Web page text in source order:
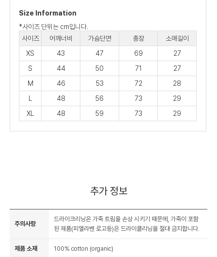
Size Information
*사이즈 단위는 cm입니다.
사이즈
어깨너비 가슴단면 총장
소매길이
XS
43 47 69
27
S
44 50 71
27
M
46 53 72
28
48 56 73
29
XL
48 59 73 29
추가 정보
주의사항
드라이크리닝은 가죽 트림을 손상 시키기 때문에, 가죽이 포함
된 제품(피엘라벤 로고등)은 드라이클리닝을 절대 금지합니다.
제품 소재 100% cotton (organic)